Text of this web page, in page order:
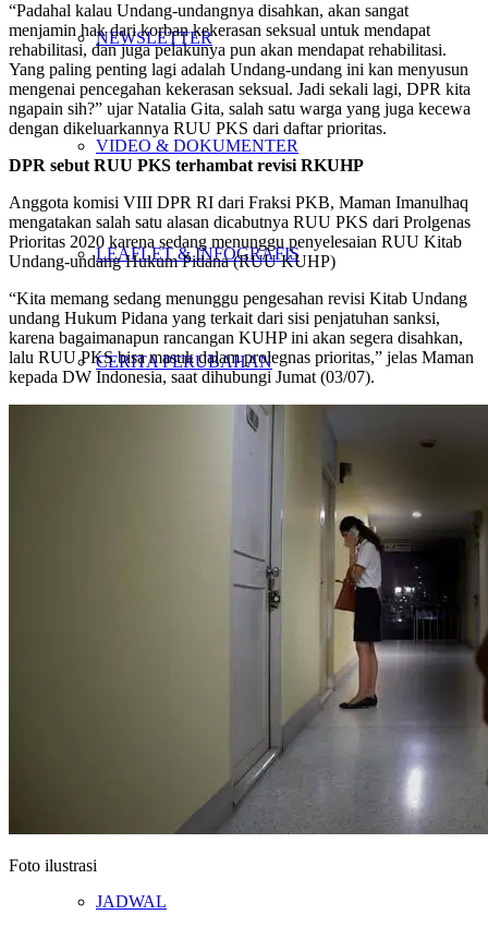
NEWSLETTER
VIDEO & DOKUMENTER
LEAFLET & INFOGRAFIS
CERITA PERUBAHAN
JADWAL
“Padahal kalau Undang-undangnya disahkan, akan sangat
menjamin hak dari korban kekerasan seksual untuk mendapat
rehabilitasi, dan juga pelakunya pun akan mendapat rehabilitasi.
Yang paling penting lagi adalah Undang-undang ini kan menyusun
mengenai pencegahan kekerasan seksual. Jadi sekali lagi, DPR kita
ngapain sih?” ujar Natalia Gita, salah satu warga yang juga kecewa
dengan dikeluarkannya RUU PKS dari daftar prioritas.
DPR sebut RUU PKS terhambat revisi RKUHP
Anggota komisi VIII DPR RI dari Fraksi PKB, Maman Imanulhaq
mengatakan salah satu alasan dicabutnya RUU PKS dari Prolgenas
Prioritas 2020 karena sedang menunggu penyelesaian RUU Kitab
Undang-undang Hukum Pidana (RUU KUHP)
“Kita memang sedang menunggu pengesahan revisi Kitab Undang
undang Hukum Pidana yang terkait dari sisi penjatuhan sanksi,
karena bagaimanapun rancangan KUHP ini akan segera disahkan,
lalu RUU PKS bisa masuk dalam prolegnas prioritas,” jelas Maman
kepada DW Indonesia, saat dihubungi Jumat (03/07).
Foto ilustrasi